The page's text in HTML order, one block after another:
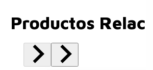
Productos